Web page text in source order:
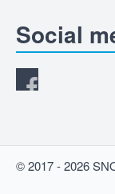
Social
© 2017 - 2026